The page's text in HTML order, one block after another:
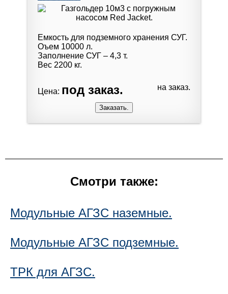
Емкость для подземного хранения СУГ.
Оъем 10000 л.
Заполнение СУГ – 4,3 т.
Вес 2200 кг.
Цена: под заказ. на заказ.
Смотри также:
Модульные АГЗС наземные.
Модульные АГЗС подземные.
ТРК для АГЗС.